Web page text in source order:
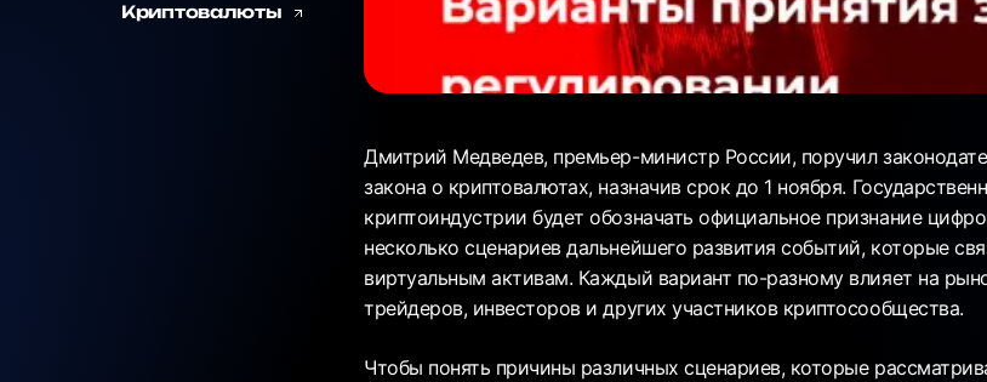
Криптовалюты
Дмитрий Медведев, премьер-министр России, поручил
закона о криптовалютах, назначив срок до 1 ноября.
криптоиндустрии будет обозначать официальное признание
несколько сценариев дальнейшего развития событий, которые
виртуальным активам. Каждый вариант по-разному влияет на
трейдеров, инвесторов и других участников криптосообщества.
Чтобы понять причины различных сценариев, которые